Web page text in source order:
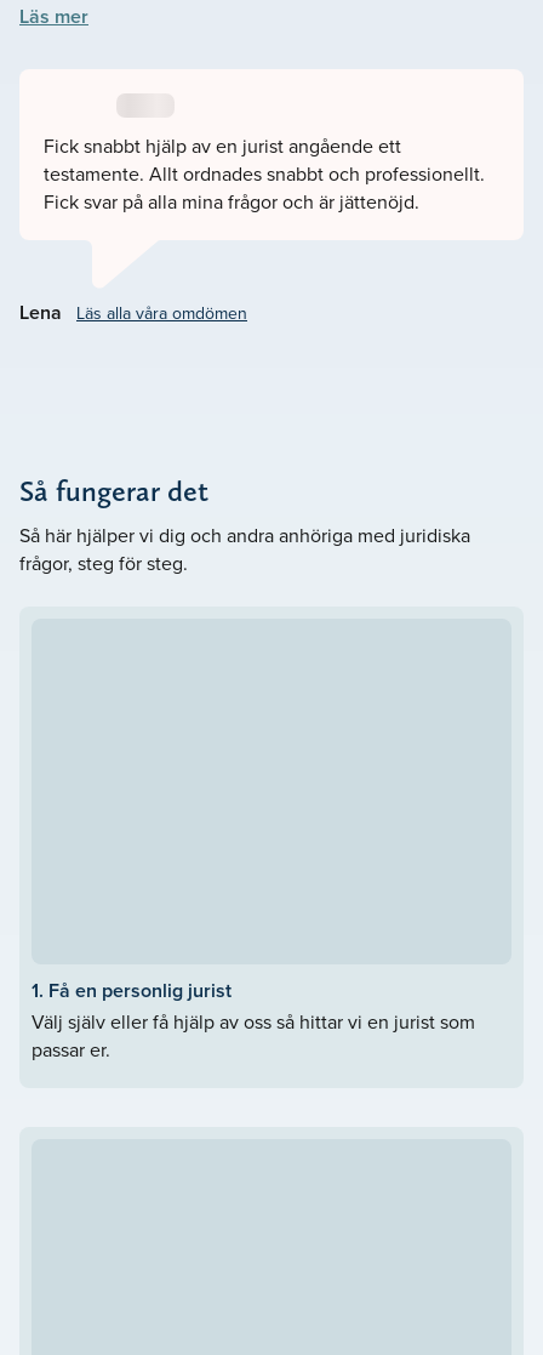
det som passar dig bäst.
Du kan själva välja jurist på hemsidan som du tycker passar
ditt ärende. Du kan läsa juristens omdömen, se deras
schema, bakgrund och utbildning. Om du hellre vill hjälper
vi till att koppla ihop dig med en jurist som passar, fyll då i
vårt kontaktformulär så hör vi av oss snarast möjligt.
Läs mer
Fick snabbt hjälp av en jurist angående ett
testamente. Allt ordnades snabbt och professionellt.
Fick svar på alla mina frågor och är jättenöjd.
Lena Läs alla våra omdömen
Så fungerar det
Så här hjälper vi dig och andra anhöriga med juridiska
frågor, steg för steg.
1. Få en personlig jurist
Välj själv eller få hjälp av oss så hittar vi en jurist som
passar er.